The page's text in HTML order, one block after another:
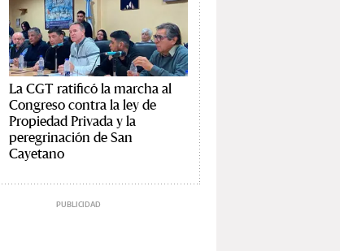
La CGT ratificó la marcha al
Congreso contra la ley de
Propiedad Privada y la
peregrinación de San
Cayetano